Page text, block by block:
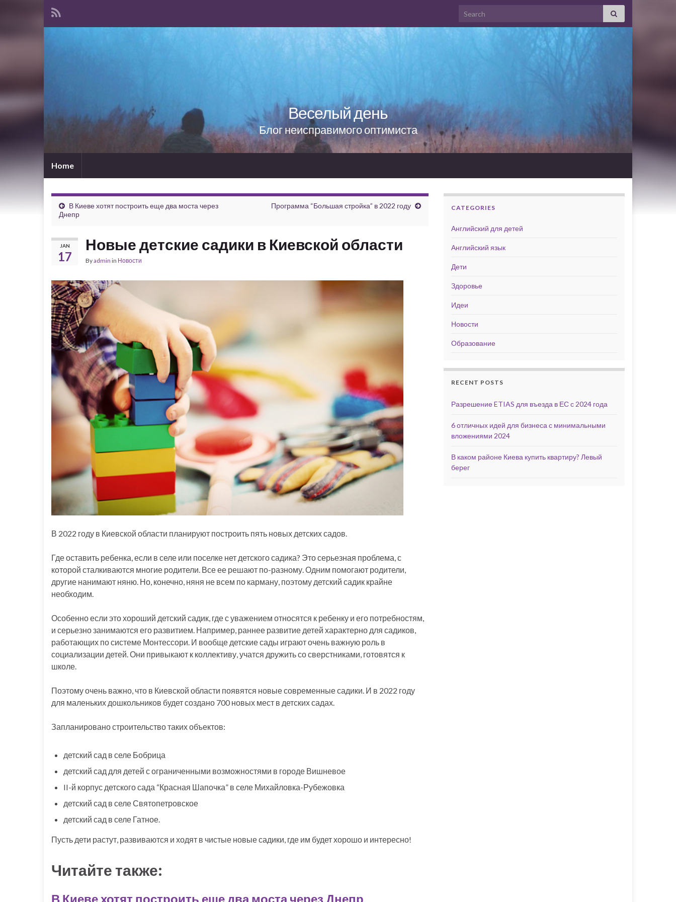
Search for:
Веселый день
Блог неисправимого оптимиста
Home
В Киеве хотят построить еще два моста через
Днепр
Программа “Большая стройка” в 2022 году
JAN
17
Новые детские садики в Киевской области
Byadmin in Новости
В 2022 году в Киевской области планируют построить пять новых детских садов.
Где оставить ребенка, если в селе или поселке нет детского садика? Это серьезная проблема, с
которой сталкиваются многие родители. Все ее решают по-разному. Одним помогают родители,
другие нанимают няню. Но, конечно, няня не всем по карману, поэтому детский садик крайне
необходим.
Особенно если это хороший детский садик, где с уважением относятся к ребенку и его потребностям,
и серьезно занимаются его развитием. Например, раннее развитие детей характерно для садиков,
работающих по системе Монтессори. И вообще детские сады играют очень важную роль в
социализации детей. Они привыкают к коллективу, учатся дружить со сверстниками, готовятся к
школе.
Поэтому очень важно, что в Киевской области появятся новые современные садики. И в 2022 году
для маленьких дошкольников будет создано 700 новых мест в детских садах.
Запланировано строительство таких объектов:
детский сад в селе Бобрица
детский сад для детей с ограниченными возможностями в городе Вишневое
II-й корпус детского сада “Красная Шапочка” в селе Михайловка-Рубежовка
детский сад в селе Святопетровское
детский сад в селе Гатное.
Пусть дети растут, развиваются и ходят в чистые новые садики, где им будет хорошо и интересно!
Читайте также:
В Киеве хотят построить еще два моста через Днепр
CATEGORIES
Английский для детей
Английский язык
Дети
Здоровье
Идеи
Новости
Образование
RECENT POSTS
Разрешение ETIAS для въезда в ЕС с 2024 года
6 отличных идей для бизнеса с минимальными
вложениями 2024
В каком районе Киева купить квартиру? Левый
берег